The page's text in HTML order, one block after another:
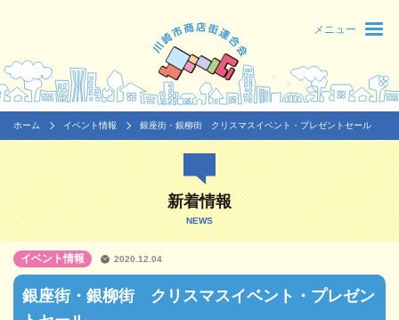
メニュー
ホーム イベント情報 銀座街・銀柳街 クリスマスイベント・プレゼントセール
新着情報
NEWS
銀座街・銀柳街 クリスマスイベント・プレゼン
イベント情報 2020.12.04